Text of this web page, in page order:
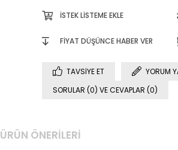
İSTEK LISTEME EKLE
FIYAT DÜŞÜNCE HABER VER
TAVSIYE ET
YORUM
SORULAR (0) VE CEVAPLAR (0)
ÜRÜN ÖNERILERI